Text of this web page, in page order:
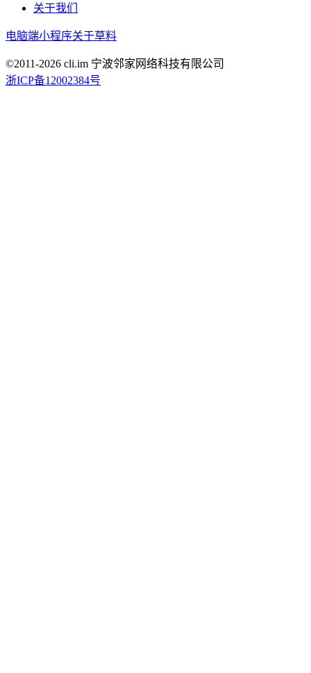
关于我们
电脑端小程序关于草料
©2011-2026 cli.im 宁波邻家网络科技有限公司
浙ICP备12002384号